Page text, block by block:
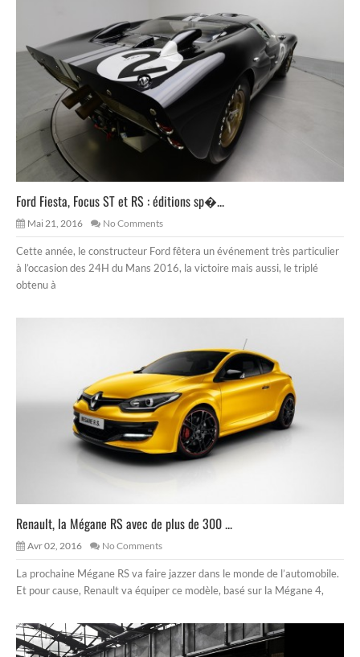
Ford Fiesta, Focus ST et RS : éditions sp�...
Mai 21, 2016 No Comments
Cette année, le constructeur Ford fêtera un événement très particulier
à l’occasion des 24H du Mans 2016, la victoire mais aussi, le triplé
obtenu à
Renault, la Mégane RS avec de plus de 300 ...
Avr 02, 2016 No Comments
La prochaine Mégane RS va faire jazzer dans le monde de l’automobile.
Et pour cause, Renault va équiper ce modèle, basé sur la Mégane 4,